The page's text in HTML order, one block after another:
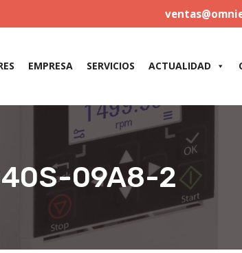
EMPRESA SERVICIOS ACTUALIDAD
09A8-2